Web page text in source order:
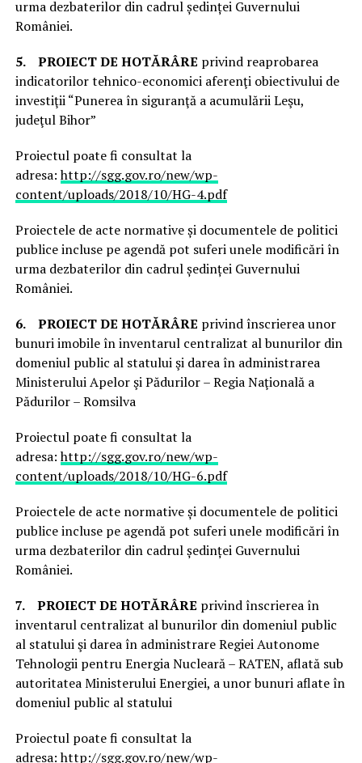
urma dezbaterilor din cadrul ședinței Guvernului
României.
5. PROIECT DE HOTĂRÂRE privind reaprobarea
indicatorilor tehnico-economici aferenţi obiectivului de
investiţii “Punerea în siguranţă a acumulării Leşu,
judeţul Bihor”
Proiectul poate fi consultat la
adresa:http://sgg.gov.ro/new/wp-
content/uploads/2018/10/HG-4.pdf
Proiectele de acte normative și documentele de politici
publice incluse pe agendă pot suferi unele modificări în
urma dezbaterilor din cadrul ședinței Guvernului
României.
6. PROIECT DE HOTĂRÂRE privind înscrierea unor
bunuri imobile în inventarul centralizat al bunurilor din
domeniul public al statului şi darea în administrarea
Ministerului Apelor şi Pădurilor – Regia Naţională a
Pădurilor – Romsilva
Proiectul poate fi consultat la
adresa:http://sgg.gov.ro/new/wp-
content/uploads/2018/10/HG-6.pdf
Proiectele de acte normative și documentele de politici
publice incluse pe agendă pot suferi unele modificări în
urma dezbaterilor din cadrul ședinței Guvernului
României.
7. PROIECT DE HOTĂRÂRE privind înscrierea în
inventarul centralizat al bunurilor din domeniul public
al statului şi darea în administrare Regiei Autonome
Tehnologii pentru Energia Nucleară – RATEN, aflată sub
autoritatea Ministerului Energiei, a unor bunuri aflate în
domeniul public al statului
Proiectul poate fi consultat la
adresa:http://sgg.gov.ro/new/wp-